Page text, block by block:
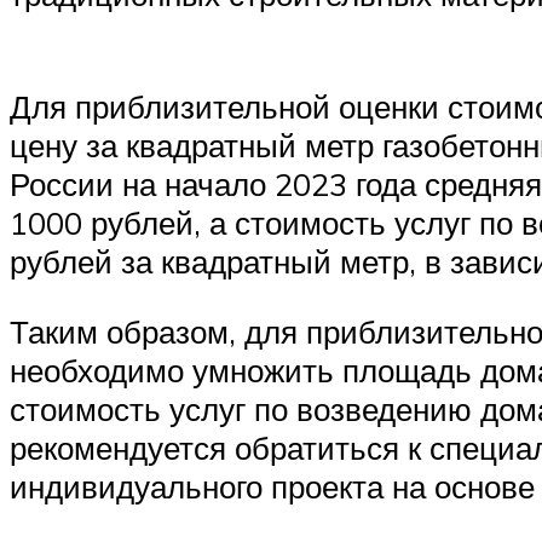
Для приблизительной оценки
цену за квадратный метр
России на начало 2023 года
1000 рублей, а стоимость услуг по
рублей за квадратный метр, в
Таким образом, для
необходимо умножить площадь
стоимость услуг по возведению
рекомендуется обратиться к
индивидуального проекта на